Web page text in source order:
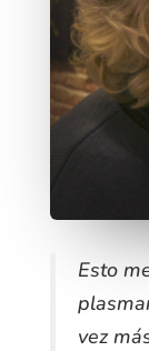
Esto
vez